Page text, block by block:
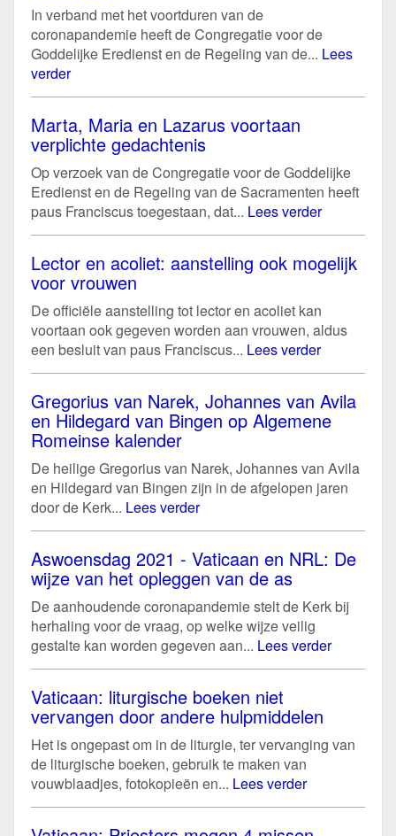
In verband met het voortduren van de
coronapandemie heeft de Congregatie voor de
Goddelijke Eredienst en de Regeling van de... Lees
verder
Marta, Maria en Lazarus voortaan
verplichte gedachtenis
Op verzoek van de Congregatie voor de Goddelijke
Eredienst en de Regeling van de Sacramenten heeft
paus Franciscus toegestaan, dat... Lees verder
Lector en acoliet: aanstelling ook mogelijk
voor vrouwen
De officiële aanstelling tot lector en acoliet kan
voortaan ook gegeven worden aan vrouwen, aldus
een besluit van paus Franciscus... Lees verder
Gregorius van Narek, Johannes van Avila
en Hildegard van Bingen op Algemene
Romeinse kalender
De heilige Gregorius van Narek, Johannes van Avila
en Hildegard van Bingen zijn in de afgelopen jaren
door de Kerk... Lees verder
Aswoensdag 2021 - Vaticaan en NRL: De
wijze van het opleggen van de as
De aanhoudende coronapandemie stelt de Kerk bij
herhaling voor de vraag, op welke wijze veilig
gestalte kan worden gegeven aan... Lees verder
Vaticaan: liturgische boeken niet
vervangen door andere hulpmiddelen
Het is ongepast om in de liturgie, ter vervanging van
de liturgische boeken, gebruik te maken van
vouwblaadjes, fotokopieën en... Lees verder